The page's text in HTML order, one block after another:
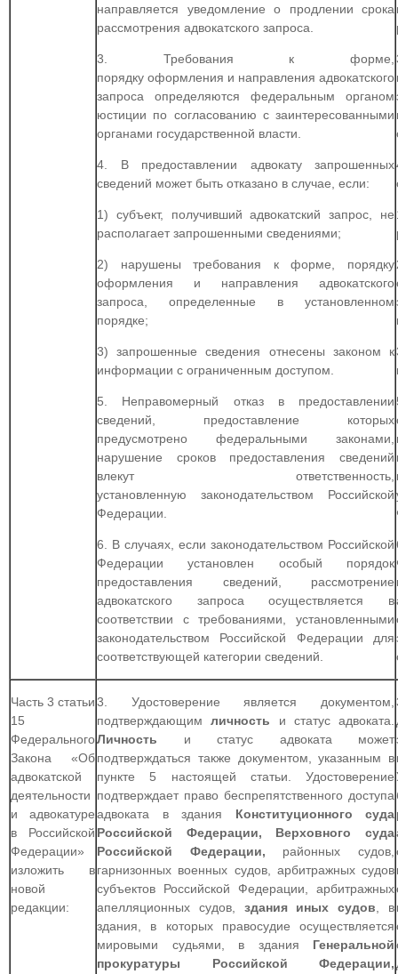
направляется уведомление о продлении срока
рассмотрения адвокатского запроса.
3. Требования к форме,
порядку оформления и направления адвокатского
запроса определяются федеральным органом
юстиции по согласованию с заинтересованными
органами государственной власти.
4. В предоставлении адвокату запрошенных
сведений может быть отказано в случае, если:
1) субъект, получивший адвокатский запрос, не
располагает запрошенными сведениями;
2) нарушены требования к форме, порядку
оформления и направления адвокатского
запроса, определенные в установленном
порядке;
3) запрошенные сведения отнесены законом к
информации с ограниченным доступом.
5. Неправомерный отказ в предоставлении
сведений, предоставление которых
предусмотрено федеральными законами,
нарушение сроков предоставления сведений
влекут ответственность,
установленную законодательством Российской
Федерации.
6. В случаях, если законодательством Российской
Федерации установлен особый порядок
предоставления сведений, рассмотрение
адвокатского запроса осуществляется в
соответствии с требованиями, установленными
законодательством Российской Федерации для
соответствующей категории сведений.
Часть 3 статьи
15
Федерального
Закона «Об
адвокатской
деятельности
и адвокатуре
в Российской
Федерации»
изложить в
новой
редакции:
3. Удостоверение является документом,
подтверждающимличность и статус адвоката.
Личность и статус адвоката может
подтверждаться также документом, указанным в
пункте 5 настоящей статьи. Удостоверение
подтверждает право беспрепятственного доступа
адвоката в здания Конституционного суда
Российской Федерации, Верховного суда
Российской Федерации, районных судов,
гарнизонных военных судов, арбитражных судов
субъектов Российской Федерации, арбитражных
апелляционных судов, здания иных судов , в
здания, в которых правосудие осуществляется
мировыми судьями, в здания Генеральной
прокуратуры Российской Федерации,